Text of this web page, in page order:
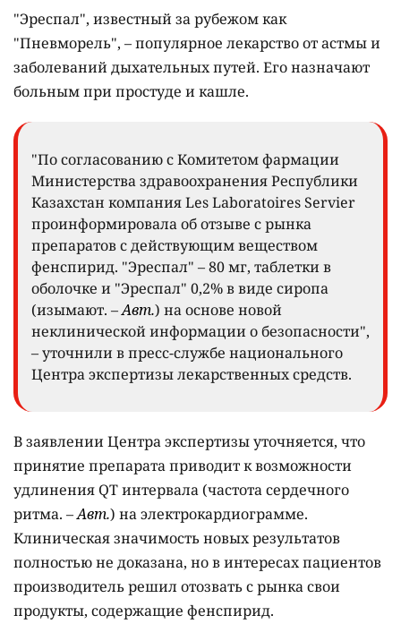
"Эреспал", известный за рубежом как
"Пневморель", – популярное лекарство от астмы и
заболеваний дыхательных путей. Его назначают
больным при простуде и кашле.
"По согласованию с Комитетом фармации
Министерства здравоохранения Республики
Казахстан компания Les Laboratoires Servier
проинформировала об отзыве с рынка
препаратов с действующим веществом
фенспирид. "Эреспал" – 80 мг, таблетки в
оболочке и "Эреспал" 0,2% в виде сиропа
(изымают. –Авт.) на основе новой
неклинической информации о безопасности",
– уточнили в пресс-службе национального
Центра экспертизы лекарственных средств.
В заявлении Центра экспертизы уточняется, что
принятие препарата приводит к возможности
удлинения QT интервала (частота сердечного
ритма. –Авт.) на электрокардиограмме.
Клиническая значимость новых результатов
полностью не доказана, но в интересах пациентов
производитель решил отозвать с рынка свои
продукты, содержащие фенспирид.